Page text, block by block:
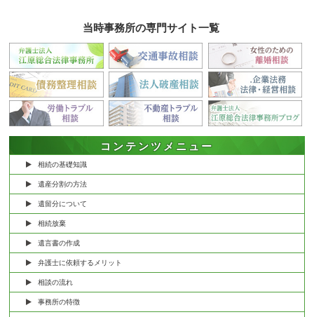
当時事務所の専門サイト一覧
コンテンツメニュー
相続の基礎知識
遺産分割の方法
遺留分について
相続放棄
遺言書の作成
弁護士に依頼するメリット
相談の流れ
事務所の特徴